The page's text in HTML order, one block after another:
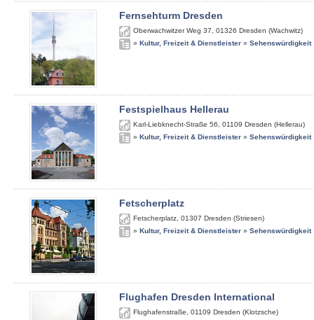
Fernsehturm Dresden
Oberwachwitzer Weg 37 01326 Dresden (Wachwitz)
» Kultur, Freizeit & Dienstleister » Sehenswürdigkeit
Festspielhaus Hellerau
Karl-Liebknecht-Straße 56 01109 Dresden (Hellerau)
» Kultur, Freizeit & Dienstleister » Sehenswürdigkeit
Fetscherplatz
Fetscherplatz 01307 Dresden (Striesen)
» Kultur, Freizeit & Dienstleister » Sehenswürdigkeit
Flughafen Dresden International
Flughafenstraße 01109 Dresden (Klotzsche)